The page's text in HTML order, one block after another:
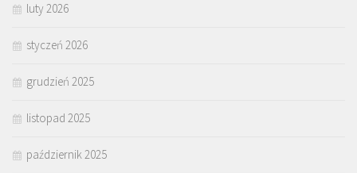
luty 2026
styczeń 2026
grudzień 2025
listopad 2025
październik 2025